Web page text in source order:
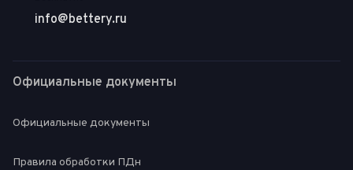
info@bettery.ru
Официальные документы
Официальные документы
Правила обработки ПДн